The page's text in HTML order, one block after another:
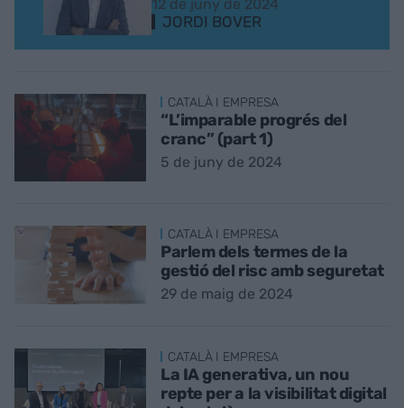
12 de juny de 2024
JORDI BOVER
CATALÀ I EMPRESA
“L’imparable progrés del
cranc” (part 1)
5 de juny de 2024
CATALÀ I EMPRESA
Parlem dels termes de la
gestió del risc amb seguretat
29 de maig de 2024
CATALÀ I EMPRESA
La IA generativa, un nou
repte per a la visibilitat digital